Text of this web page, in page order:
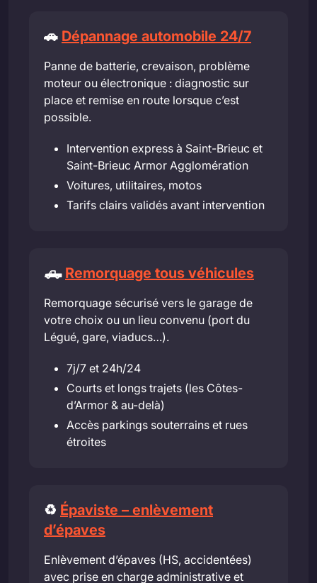
🚗 Dépannage automobile 24/7
Panne de batterie, crevaison, problème
moteur ou électronique : diagnostic sur
place et remise en route lorsque c’est
possible.
Intervention express à Saint-Brieuc et
Saint-Brieuc Armor Agglomération
Voitures, utilitaires, motos
Tarifs clairs validés avant intervention
🛻 Remorquage tous véhicules
Remorquage sécurisé vers le garage de
votre choix ou un lieu convenu (port du
Légué, gare, viaducs…).
7j/7 et 24h/24
Courts et longs trajets (les Côtes-
d’Armor & au-delà)
Accès parkings souterrains et rues
étroites
♻️ Épaviste – enlèvement
d’épaves
Enlèvement d’épaves (HS, accidentées)
avec prise en charge administrative et